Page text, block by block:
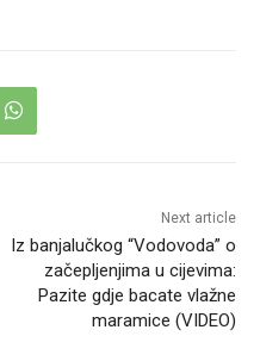
Next article
Iz banjalučkog “Vodovoda” o
začepljenjima u cijevima:
Pazite gdje bacate vlažne
maramice (VIDEO)